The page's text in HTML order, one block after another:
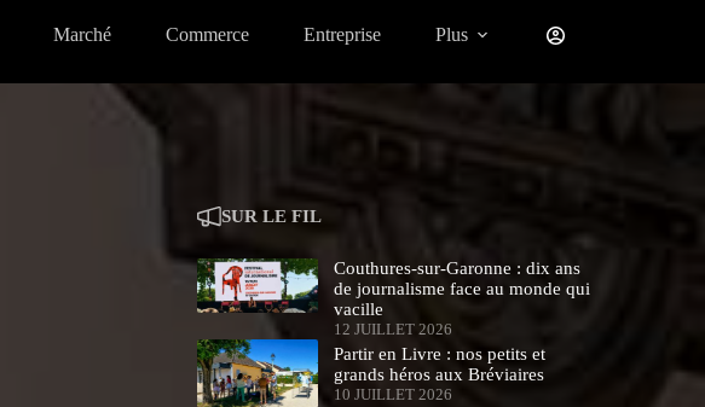
Marché Commerce Entreprise Plus
SUR LE FIL
Couthures-sur-Garonne : dix ans
de journalisme face au monde qui
vacille
12 JUILLET 2026
Partir en Livre : nos petits et
grands héros aux Bréviaires
10 JUILLET 2026